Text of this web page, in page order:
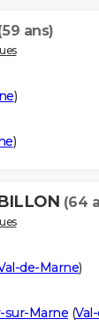
ans)
)
)
(64
de-Marne)
sur-Marne (